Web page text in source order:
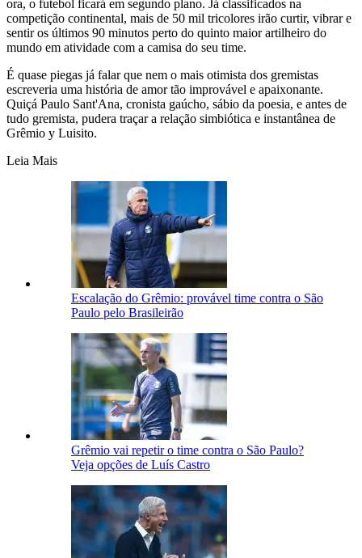
ora, o futebol ficará em segundo plano. Já classificados na
competição continental, mais de 50 mil tricolores irão curtir, vibrar e
sentir os últimos 90 minutos perto do quinto maior artilheiro do
mundo em atividade com a camisa do seu time.
É quase piegas já falar que nem o mais otimista dos gremistas
escreveria uma história de amor tão improvável e apaixonante.
Quiçá Paulo Sant'Ana, cronista gaúcho, sábio da poesia, e antes de
tudo gremista, pudera traçar a relação simbiótica e instantânea de
Grêmio y Luisito.
Leia Mais
Escalação do Grêmio: provável time contra o São
Paulo pelo Brasileirão
Grêmio vai repetir o time contra o São Paulo?
Veja opções de Luís Castro